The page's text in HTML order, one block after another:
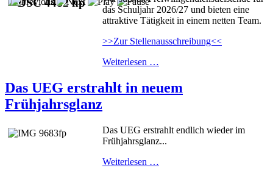
das Schuljahr 2026/27 und bieten eine
attraktive Tätigkeit in einem netten Team.
>>Zur Stellenausschreibung<<
Weiterlesen …
Das UEG erstrahlt in neuem
Frühjahrsglanz
Das UEG erstrahlt endlich wieder im
Frühjahrsglanz...
Weiterlesen …